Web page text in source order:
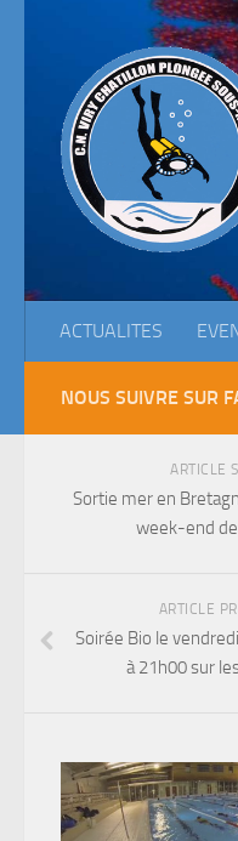
ACTUALITES
NOUS SUIVRE SUR
ARTICLE
Sortie mer en
week-end de
ARTICLE
Soirée Bio le
à 21h00 sur